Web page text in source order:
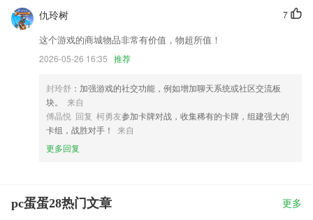
7
仇玲树
这个游戏的商城物品非常有价值，物超所值！
2026-05-26 16:35 推荐
封玲舒 ：加强游戏的社交功能，例如增加聊天系统或社区交流板
块。
来自
傅晶悦 回复 柯勇友参加卡牌对战，收集稀有的卡牌，组建强大的
卡组，战胜对手！
来自
更多回复
pc蛋蛋28热门文章 更多